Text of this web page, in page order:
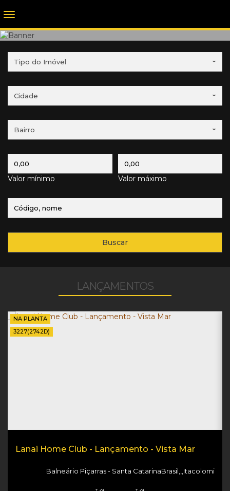
Tipo do Imóvel
Cidade
Bairro
Buscar
LANÇAMENTOS
3227(2742D)
NA PLANTA
Lanai Home Club - Lançamento - Vista Mar
Itacolomi
,
Balneário Piçarras ,
Santa Catarina ,
Brasil